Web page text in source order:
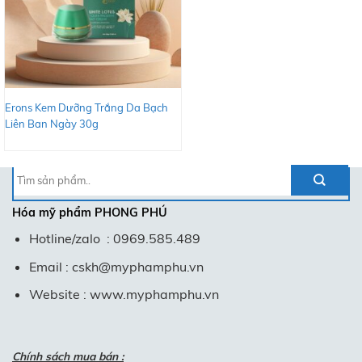
Erons Kem Dưỡng Trắng Da Bạch
Liên Ban Ngày 30g
Tìm
kiếm:
Hóa mỹ phẩm PHONG PHÚ
Hotline/zalo : 0969.585.489
Email : cskh@myphamphu.vn
Website : www.myphamphu.vn
Chính sách mua bán :